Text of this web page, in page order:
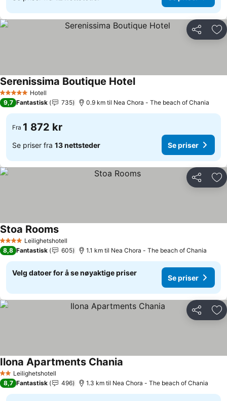
Del
5 Stjerner Hotell
Serenissima Boutique HotelSe priser
9,7 Fantastisk 735 0.9 km til Nea Chora - The beach of Chania
Fra 1 872 kr
Se priser fra 13 nettsteder Se priser
Del
4 StjernerLeilighetshotell
Stoa RoomsSe priser
8,8 Fantastisk 605 1.1 km til Nea Chora - The beach of Chania
Velg datoer for å se nøyaktige priser
Se priser
Del
2 StjernerLeilighetshotell
Ilona Apartments Chania
8,7 Fantastisk 496 1.3 km til Nea Chora - The beach of Chania